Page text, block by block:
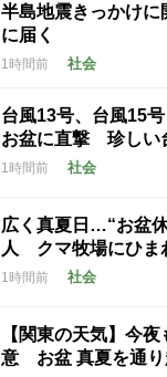
半島地震きっかけ
に届く
1時間前 社会
台風13号、台風15
お盆に直撃 珍しい
1時間前 社会
広く真夏日…“お盆
人 クマ牧場にひま
1時間前 社会
【関東の天気】今
意 お盆 真夏を通り